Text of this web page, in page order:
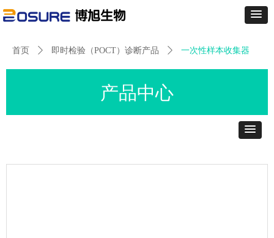
首页 ꄲ 即时检验（POCT）诊断产品 ꄲ 一次性样本收集器
产品中心